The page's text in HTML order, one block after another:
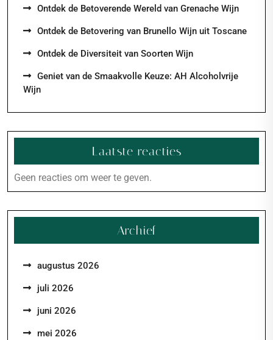
Ontdek de Betoverende Wereld van Grenache Wijn
Ontdek de Betovering van Brunello Wijn uit Toscane
Ontdek de Diversiteit van Soorten Wijn
Geniet van de Smaakvolle Keuze: AH Alcoholvrije
Wijn
Laatste reacties
Geen reacties om weer te geven.
Archief
augustus 2026
juli 2026
juni 2026
mei 2026